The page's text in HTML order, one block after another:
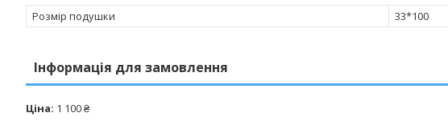
Розмір подушки 33*100
Інформація для замовлення
Ціна: 1 100 ₴